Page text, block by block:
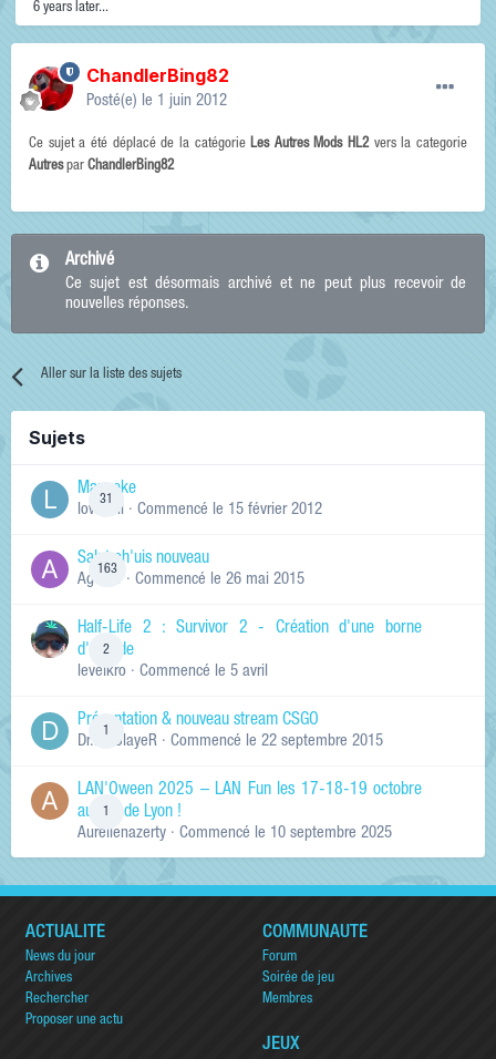
6 years later...
ChandlerBing82
Posté(e) le 1 juin 2012
Ce sujet a été déplacé de la catégorieLes Autres Mods HL2vers la categorie
Autrespar ChandlerBing82
Archivé
Ce sujet est désormais archivé et ne peut plus recevoir de
nouvelles réponses.
Aller sur la liste des sujets
Sujets
31
Manneke
lowskill · Commencé le 15 février 2012
163
Salut ch'uis nouveau
Ag0Nie · Commencé le 26 mai 2015
2
Half-Life 2 : Survivor 2 - Création d'une borne
d'arcade
levelkro · Commencé le 5 avril
Présentation & nouveau stream CSGO
Dr.KinSlayeR · Commencé le 22 septembre 2015
LAN'Oween 2025 – LAN Fun les 17-18-19 octobre
au sud de Lyon !
Aurelienazerty · Commencé le 10 septembre 2025
ACTUALITÉ
News du jour
Archives
Rechercher
Proposer une actu
COMMUNAUTÉ
Forum
Soirée de jeu
Membres
JEUX